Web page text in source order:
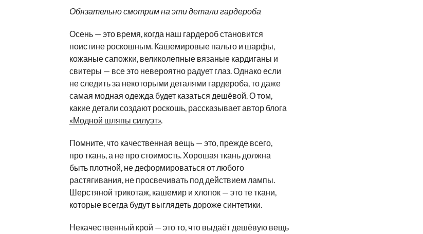
Обязательно смотрим на эти детали гардероба
Осень — это время, когда наш гардероб становится
поистине роскошным. Кашемировые пальто и шарфы,
кожаные сапожки, великолепные вязаные кардиганы и
свитеры — все это невероятно радует глаз. Однако если
не следить за некоторыми деталями гардероба, то даже
самая модная одежда будет казаться дешёвой. О том,
какие детали создают роскошь, рассказывает автор блога
«Модной шляпы силуэт».
Помните, что качественная вещь — это, прежде всего,
про ткань, а не про стоимость. Хорошая ткань должна
быть плотной, не деформироваться от любого
растягивания, не просвечивать под действием лампы.
Шерстяной трикотаж, кашемир и хлопок — это те ткани,
которые всегда будут выглядеть дороже синтетики.
Некачественный крой — это то, что выдаёт дешёвую вещь